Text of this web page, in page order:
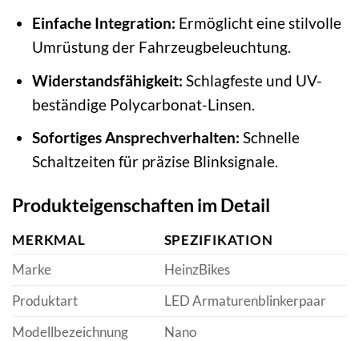
Einfache Integration: Ermöglicht eine stilvolle
Umrüstung der Fahrzeugbeleuchtung.
Widerstandsfähigkeit: Schlagfeste und UV-
beständige Polycarbonat-Linsen.
Sofortiges Ansprechverhalten: Schnelle
Schaltzeiten für präzise Blinksignale.
Produkteigenschaften im Detail
MERKMAL
SPEZIFIKATION
Marke
HeinzBikes
Produktart
LED Armaturenblinkerpaar
Modellbezeichnung
Nano